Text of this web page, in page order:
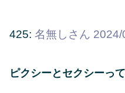
425: 名無しさん 2024/
ピクシーとセクシーっ